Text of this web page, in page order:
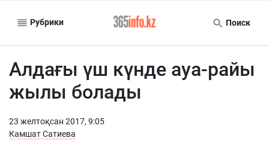
Рубрики Поиск
Алдағы үш күнде ауа-райы
жылы болады
23 желтоқсан 2017, 9:05
Камшат Сатиева